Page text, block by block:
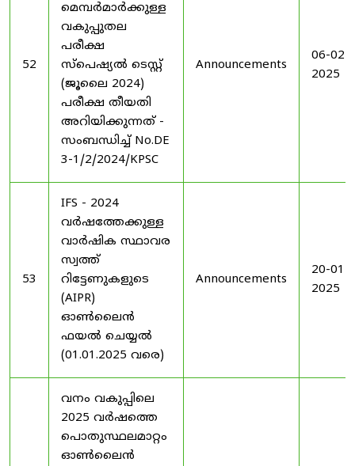
52
മെമ്പർമാർക്കുള്ള
വകുപ്പുതല
പരീക്ഷ
സ്പെഷ്യൽ ടെസ്റ്റ്
(ജൂലൈ 2024)
പരീക്ഷ തീയതി
അറിയിക്കുന്നത് -
സംബന്ധിച്ച് No.DE
3-1/2/2024/KPSC
Announcements
06-02-
2025
53
IFS - 2024
വർഷത്തേക്കുള്ള
വാർഷിക സ്ഥാവര
സ്വത്ത്
റിട്ടേണുകളുടെ
(AIPR)
ഓൺലൈൻ
ഫയൽ ചെയ്യൽ
(01.01.2025 വരെ)
Announcements
20-01-
2025
വനം വകുപ്പിലെ
2025 വർഷത്തെ
പൊതുസ്ഥലമാറ്റം
ഓൺലൈൻ